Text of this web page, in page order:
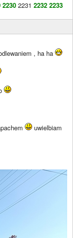
2230 2231 2232 2233
, ha ha
uwielbiam